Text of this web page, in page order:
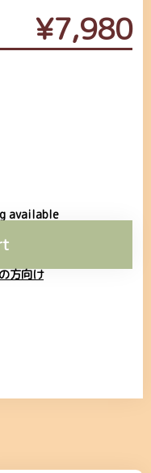
¥7,980
available
方向け